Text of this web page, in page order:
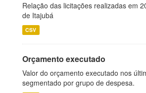
Relação das licitações realizadas em
de Itajubá
CSV
Orçamento executado
Valor do orçamento executado nos
segmentado por grupo de despesa.